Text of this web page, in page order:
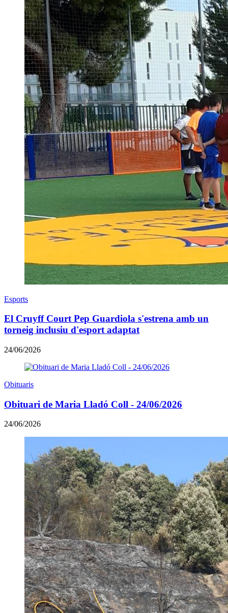
Esports
El Cruyff Court Pep Guardiola s'estrena amb un
torneig inclusiu d'esport adaptat
24/06/2026
Obituaris
Obituari de Maria Lladó Coll - 24/06/2026
24/06/2026